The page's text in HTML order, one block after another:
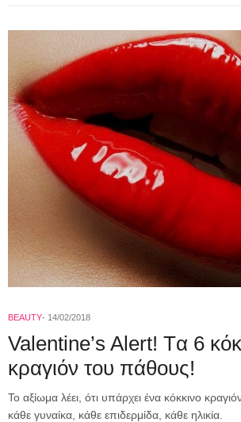
BEAUTY 14/02/2018
Valentine’s Alert! Tα 6
κραγιόν του πάθους!
Το αξίωμα λέει, ότι υπάρχει ένα κόκκινο
κάθε γυναίκα, κάθε επιδερμίδα, κάθε ηλικία.